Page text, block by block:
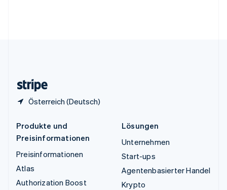
Österreich (Deutsch)
Produkte und
Preisinformationen
Preisinformationen
Atlas
Authorization Boost
Lösungen
Unternehmen
Start-ups
Agentenbasierter Handel
Krypto